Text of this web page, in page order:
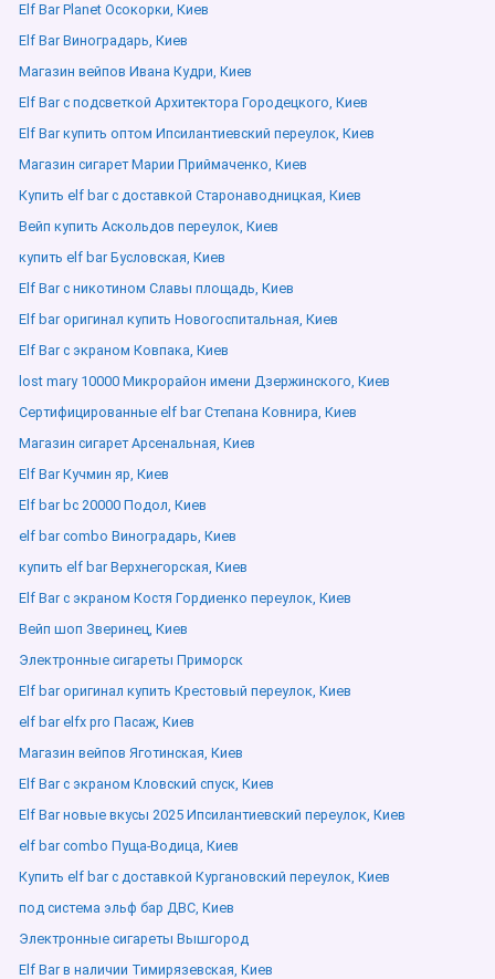
Elf Bar Planet Осокорки, Киев
Elf Bar Виноградарь, Киев
Магазин вейпов Ивана Кудри, Киев
Elf Bar с подсветкой Архитектора Городецкого, Киев
Elf Bar купить оптом Ипсилантиевский переулок, Киев
Магазин сигарет Марии Приймаченко, Киев
Купить elf bar с доставкой Старонаводницкая, Киев
Вейп купить Аскольдов переулок, Киев
купить elf bar Бусловская, Киев
Elf Bar с никотином Славы площадь, Киев
Elf bar оригинал купить Новогоспитальная, Киев
Elf Bar с экраном Ковпака, Киев
lost mary 10000 Микрорайон имени Дзержинского, Киев
Сертифицированные elf bar Степана Ковнира, Киев
Магазин сигарет Арсенальная, Киев
Elf Bar Кучмин яр, Киев
Elf bar bc 20000 Подол, Киев
elf bar combo Виноградарь, Киев
купить elf bar Верхнегорская, Киев
Elf Bar с экраном Костя Гордиенко переулок, Киев
Вейп шоп Зверинец, Киев
Электронные сигареты Приморск
Elf bar оригинал купить Крестовый переулок, Киев
elf bar elfx pro Пасаж, Киев
Магазин вейпов Яготинская, Киев
Elf Bar с экраном Кловский спуск, Киев
Elf Bar новые вкусы 2025 Ипсилантиевский переулок, Киев
elf bar combo Пуща-Водица, Киев
Купить elf bar с доставкой Кургановский переулок, Киев
под система эльф бар ДВС, Киев
Электронные сигареты Вышгород
Elf Bar в наличии Тимирязевская, Киев